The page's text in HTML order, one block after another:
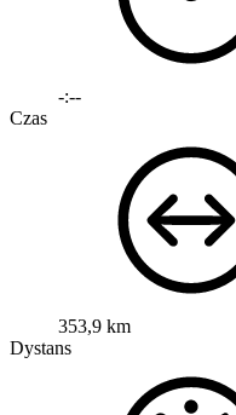
-:--
Czas
353,9 km
Dystans